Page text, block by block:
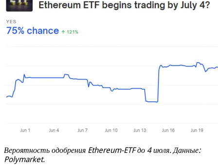
Вероятность одобрения Ethereum-ETF до 4 июля. Данные:
Polymarket.